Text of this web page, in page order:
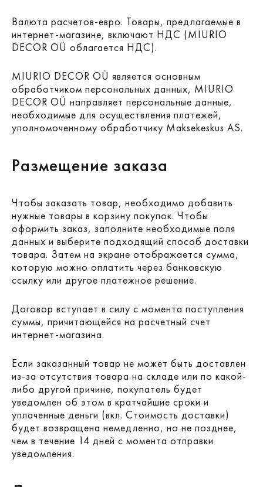
Валюта расчетов-евро. Товары, предлагаемые в
интернет-магазине, включают НДС (MIURIO
DECOR OÜ облагается НДС).
MIURIO DECOR OÜ является основным
обработчиком персональных данных, MIURIO
DECOR OÜ направляет персональные данные,
необходимые для осуществления платежей,
уполномоченному обработчику Maksekeskus AS.
Размещение заказа
Чтобы заказать товар, необходимо добавить
нужные товары в корзину покупок. Чтобы
оформить заказ, заполните необходимые поля
данных и выберите подходящий способ доставки
товара. Затем на экране отображается сумма,
которую можно оплатить через банковскую
ссылку или другое платежное решение.
Договор вступает в силу с момента поступления
суммы, причитающейся на расчетный счет
интернет-магазина.
Если заказанный товар не может быть доставлен
из-за отсутствия товара на складе или по какой-
либо другой причине, покупатель будет
уведомлен об этом в кратчайшие сроки и
уплаченные деньги (вкл. Стоимость доставки)
будет возвращена немедленно, но не позднее,
чем в течение 14 дней с момента отправки
уведомления.